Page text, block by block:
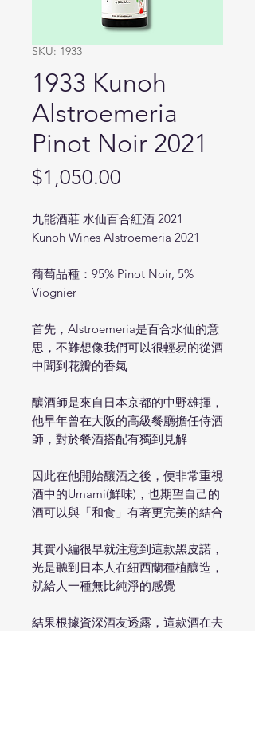
SKU: 1933
1933 Kunoh
Alstroemeria
Pinot Noir 2021
$1,050.00
九能酒莊 水仙百合紅酒 2021
Kunoh Wines Alstroemeria 2021
葡萄品種：95% Pinot Noir, 5%
Viognier
首先，Alstroemeria是百合水仙的意
思，不難想像我們可以很輕易的從酒
中聞到花瓣的香氣
釀酒師是來自日本京都的中野雄揮，
他早年曾在大阪的高級餐廳擔任侍酒
師，對於餐酒搭配有獨到見解
因此在他開始釀酒之後，便非常重視
酒中的Umami(鮮味)，也期望自己的
酒可以與「和食」有著更完美的結合
其實小編很早就注意到這款黑皮諾，
光是聽到日本人在紐西蘭種植釀造，
就給人一種無比純淨的感覺
結果根據資深酒友透露，這款酒在去